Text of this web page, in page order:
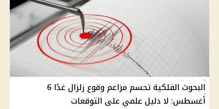
البحوث الفلكية تحسم مزاعم وقوع زلزال غدًا 6
أغسطس: لا دليل علمي على التوقعات